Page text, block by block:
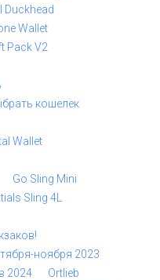
Duckhead
Wallet
Pack V2
кошелек
Wallet
Go Sling Mini
Sling 4L
ноября 2023
2024
Ortlieb